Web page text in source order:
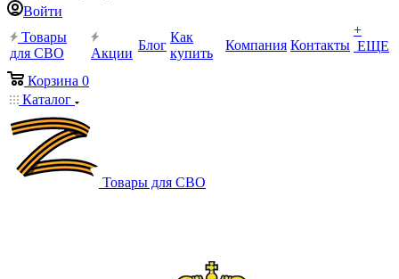
Войти
Товары
для СВО
Акции
Блог
Как
купить
Компания Контакты
+
ЕЩЕ
Корзина 0
Каталог
Товары для СВО